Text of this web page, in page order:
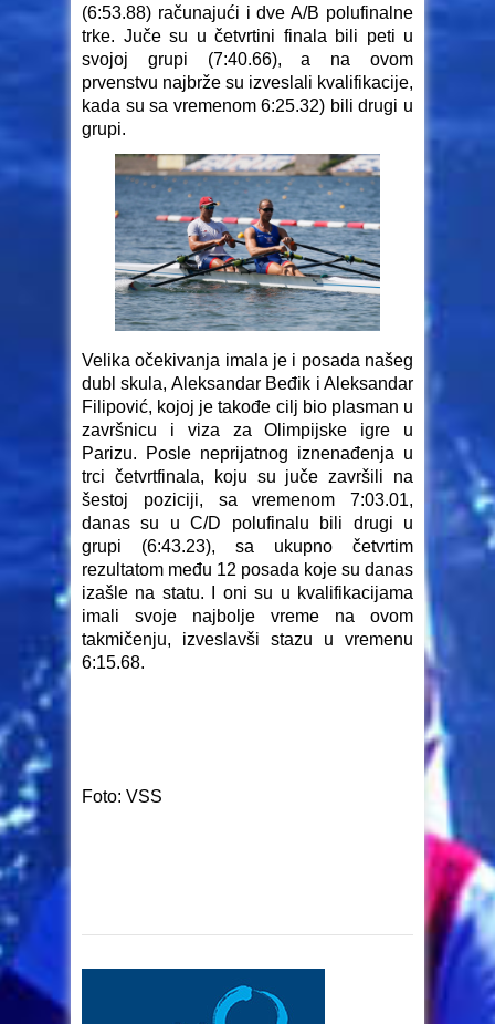
(6:53.88) računajući i dve A/B polufinalne
trke. Juče su u četvrtini finala bili peti u
svojoj grupi (7:40.66), a na ovom
prvenstvu najbrže su izveslali kvalifikacije,
kada su sa vremenom 6:25.32) bili drugi u
grupi.
Velika očekivanja imala je i posada našeg
dubl skula, Aleksandar Beđik i Aleksandar
Filipović, kojoj je takođe cilj bio plasman u
završnicu i viza za Olimpijske igre u
Parizu. Posle neprijatnog iznenađenja u
trci četvrtfinala, koju su juče završili na
šestoj poziciji, sa vremenom 7:03.01,
danas su u C/D polufinalu bili drugi u
grupi (6:43.23), sa ukupno četvrtim
rezultatom među 12 posada koje su danas
izašle na statu. I oni su u kvalifikacijama
imali svoje najbolje vreme na ovom
takmičenju, izveslavši stazu u vremenu
6:15.68.
Foto: VSS